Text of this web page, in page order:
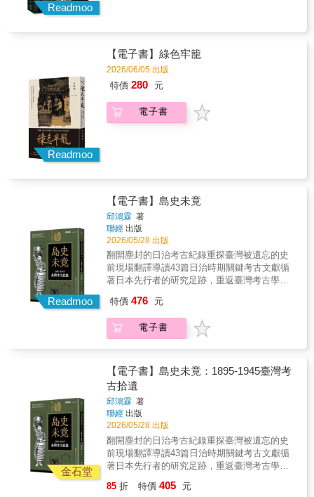
高砂義勇隊不為人知的種種事蹟，包括他們是
戰惡況？殖民母國的軍官如何看待他們？日籍
軍官不同職位、不同角度的觀點，與高砂義勇
隊隊員的生存見證是否有所出入？「志願」徵
構的動員機制，又是如何運作？透過這份訪談
紀錄，重返那片極惡的「魔之溼地」，追尋那
立臺灣史前文化博物館館長蔡岳熹｜翻譯作家
藍適齊｜國立政治大學歷史學系副教授（按姓
氏筆畫排序)
Readmoo
Readmoo
【電子書】綠色牢籠
2026/06/05 出版
特價 280 元
電子書
Readmoo
【電子書】島史未竟
邱鴻霖 著
聯經 出版
2026/05/28 出版
翻開塵封的日治考古紀錄重探臺灣被遺忘的史
前現場翻譯導讀43篇日治時期關鍵考古文獻循
著日本先行者的研究足跡，重返臺灣考古學誕
始的學問？其實，早在1895年後，日本學者已
踏遍臺灣各地，留下大量關於石器、陶器、葬
俗與史前文化的第一手觀察紀錄，卻長年沉睡
主題、43篇關鍵文獻，逐一翻譯、導讀與研
析，帶領讀者回到臺灣考古學的起點，重現其
在日治時期逐步成形的軌跡。內容涵蓋史前遺
址發現、石器與陶器研究、巨石與石棺文化、
體質人類學調查，以及原住民族的製陶、埋葬
與生活風俗，勾勒出早期臺灣史前研究的全
貌。《島史未竟》不僅彙整珍貴史料，帶領讀
者看見臺灣史前文化的多重面貌，也提供重新
理解島嶼歷史的另一種視角。翻開本書，如同
踏上一段穿越百年的知識旅程，在碎片中拼湊
特價 476 元
電子書
金石堂
【電子書】島史未竟：1895-1945臺灣考
古拾遺
邱鴻霖 著
聯經 出版
2026/05/28 出版
翻開塵封的日治考古紀錄重探臺灣被遺忘的史
前現場翻譯導讀43篇日治時期關鍵考古文獻循
著日本先行者的研究足跡，重返臺灣考古學誕
始的學問？其實，早在1895年後，日本學者已
85 折 特價 405 元